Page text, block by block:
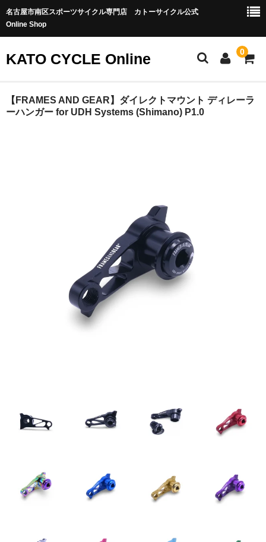
名古屋市南区スポーツサイクル専門店 カトーサイクル公式
Online Shop
KATO CYCLE Online 0
ホーム
パーツカテゴリー
MTB グループセット
MTBクランク・チェーンリング
MTBシフター
MTBステム
【FRAMES AND GEAR】ダイレクトマウント ディレーラ
ーハンガー for UDH Systems (Shimano) P1.0